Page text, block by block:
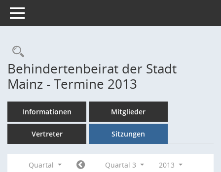
Toggle navigation
Rechercheauswahl
Behindertenbeirat der Stadt
Mainz - Termine 2013
Informationen Mitglieder
Vertreter Sitzungen
Quartal Quartal 3
2013